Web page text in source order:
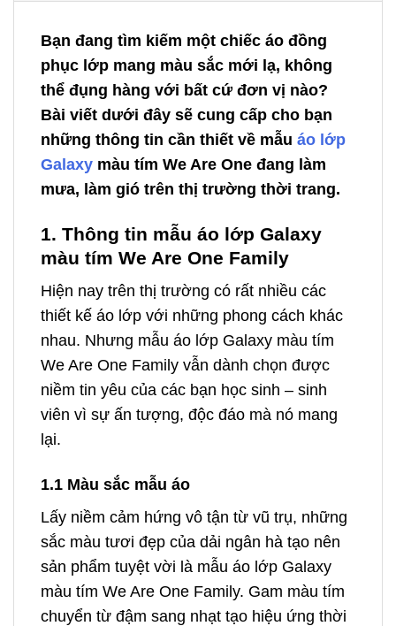
Bạn đang tìm kiếm một chiếc áo đồng
phục lớp mang màu sắc mới lạ, không
thể đụng hàng với bất cứ đơn vị nào?
Bài viết dưới đây sẽ cung cấp cho bạn
những thông tin cần thiết về mẫu áo lớp
Galaxy màu tím We Are One đang làm
mưa, làm gió trên thị trường thời trang.
1. Thông tin mẫu áo lớp Galaxy
màu tím We Are One Family
Hiện nay trên thị trường có rất nhiều các
thiết kế áo lớp với những phong cách khác
nhau. Nhưng mẫu áo lớp Galaxy màu tím
We Are One Family vẫn dành chọn được
niềm tin yêu của các bạn học sinh – sinh
viên vì sự ấn tượng, độc đáo mà nó mang
lại.
1.1 Màu sắc mẫu áo
Lấy niềm cảm hứng vô tận từ vũ trụ, những
sắc màu tươi đẹp của dải ngân hà tạo nên
sản phẩm tuyệt vời là mẫu áo lớp Galaxy
màu tím We Are One Family. Gam màu tím
chuyển từ đậm sang nhạt tạo hiệu ứng thời